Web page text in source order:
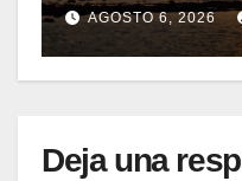
el eclipse
AGOSTO 6, 2026
Deja una